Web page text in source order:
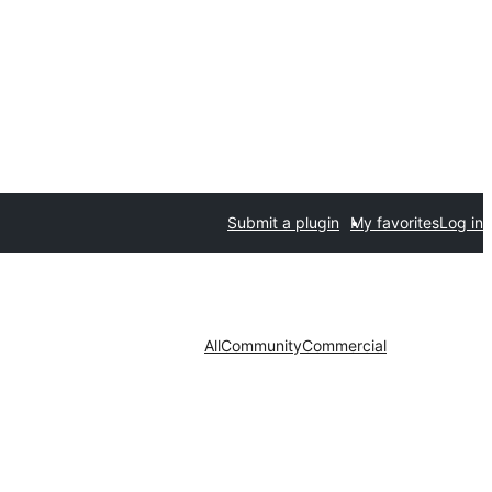
Submit a plugin My favoritesLog in
AllCommunityCommercial